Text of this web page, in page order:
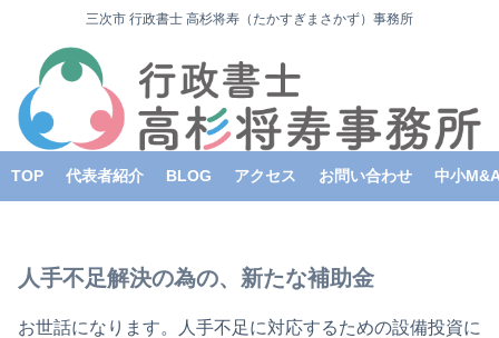
三次市 行政書士 高杉将寿（たかすぎまさかず）事務所
TOP 代表者紹介 BLOG アクセス お問い合わせ 中小
人手不足解決の為の、新たな補助金
お世話になります。人手不足に対応するための設備投資に